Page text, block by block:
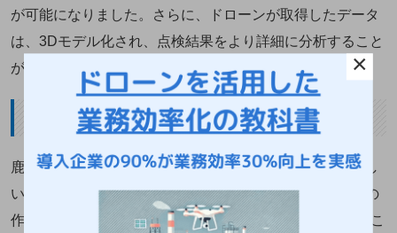
が可能になりました。さらに、ドローンが取得したデータ
は、3Dモデル化され、点検結果をより詳細に分析すること
ができるようになりました。
建設現場での活用事例
鹿島建設株式会社では、AIとドローンを組み合わせた新し
い資機材管理システムを開発・実証実験し、資機材管理の
作業時間を約75％削減（1回あたり約2時間→30分）するこ
×